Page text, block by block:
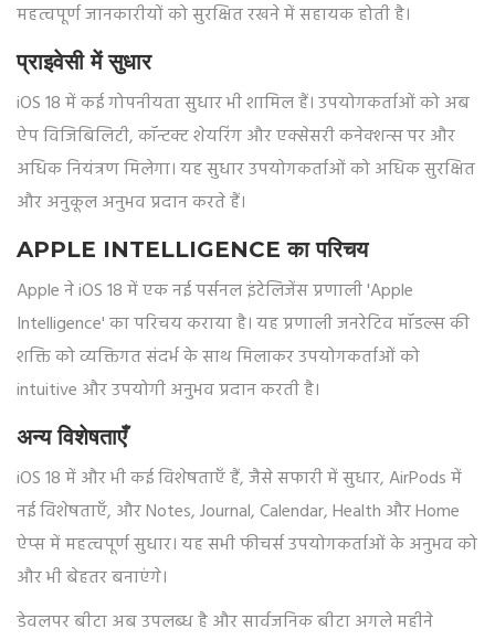
महत्वपूर्ण जानकारीयों को सुरक्षित रखने में सहायक होती है।
प्राइवेसी में सुधार
iOS 18 में कई गोपनीयता सुधार भी शामिल हैं। उपयोगकर्ताओं को अब
ऐप विजिबिलिटी, कॉन्टक्ट शेयरिंग और एक्सेसरी कनेक्शन्स पर और
अधिक नियंत्रण मिलेगा। यह सुधार उपयोगकर्ताओं को अधिक सुरक्षित
और अनुकूल अनुभव प्रदान करते हैं।
APPLE INTELLIGENCE का परिचय
Apple ने iOS 18 में एक नई पर्सनल इंटेलिजेंस प्रणाली 'Apple
Intelligence' का परिचय कराया है। यह प्रणाली जनरेटिव मॉडल्स की
शक्ति को व्यक्तिगत संदर्भ के साथ मिलाकर उपयोगकर्ताओं को
intuitive और उपयोगी अनुभव प्रदान करती है।
अन्य विशेषताएँ
iOS 18 में और भी कई विशेषताएँ हैं, जैसे सफारी में सुधार, AirPods में
नई विशेषताएँ, और Notes, Journal, Calendar, Health और Home
ऐप्स में महत्वपूर्ण सुधार। यह सभी फीचर्स उपयोगकर्ताओं के अनुभव को
और भी बेहतर बनाएंगे।
डेवलपर बीटा अब उपलब्ध है और सार्वजनिक बीटा अगले महीने